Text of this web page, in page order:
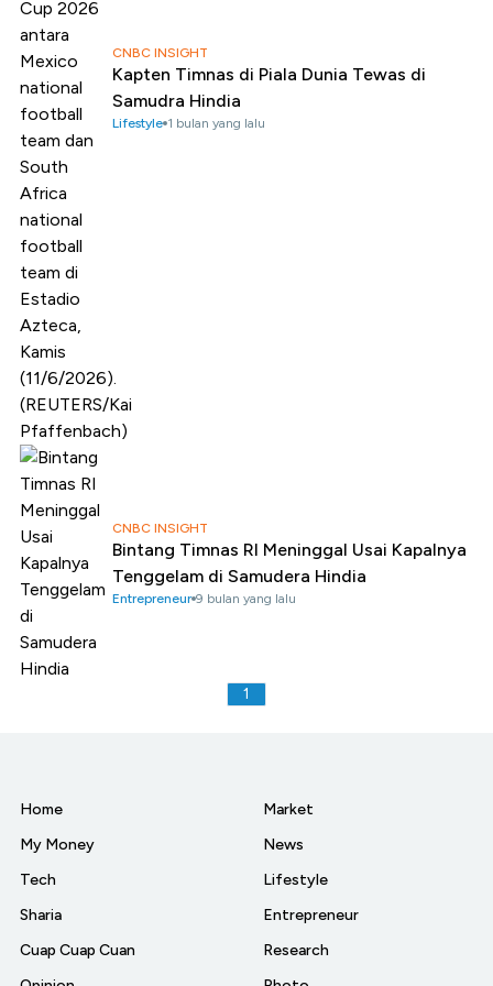
CNBC INSIGHT
Kapten Timnas di Piala Dunia Tewas di
Samudra Hindia
Lifestyle 1 bulan yang lalu
CNBC INSIGHT
Bintang Timnas RI Meninggal Usai Kapalnya
Tenggelam di Samudera Hindia
Entrepreneur 9 bulan yang lalu
1
Home
My Money
Tech
Sharia
Cuap Cuap Cuan
Market
News
Lifestyle
Entrepreneur
Research